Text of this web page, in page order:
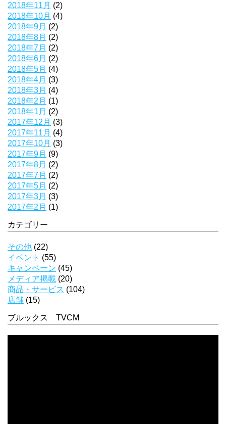
2018年11月 (2)
2018年10月 (4)
2018年9月 (2)
2018年8月 (2)
2018年7月 (2)
2018年6月 (2)
2018年5月 (4)
2018年4月 (3)
2018年3月 (4)
2018年2月 (1)
2018年1月 (2)
2017年12月 (3)
2017年11月 (4)
2017年10月 (3)
2017年9月 (9)
2017年8月 (2)
2017年7月 (2)
2017年5月 (2)
2017年3月 (3)
2017年2月 (1)
カテゴリー
その他 (22)
イベント (55)
キャンペーン (45)
メディア掲載 (20)
商品・サービス (104)
店舗 (15)
ブルックス TVCM